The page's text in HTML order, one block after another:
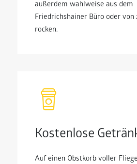
außerdem wahlweise aus dem
Friedrichshainer Büro oder von
rocken.
Kostenlose
Auf einen Obstkorb voller